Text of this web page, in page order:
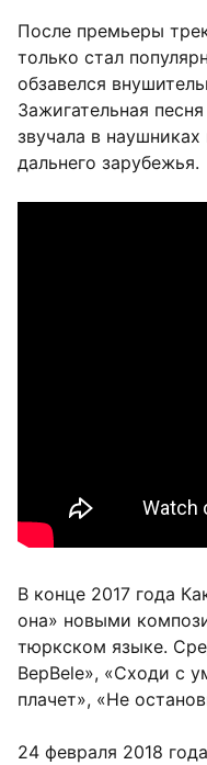
После премьеры
только стал
обзавелся
Зажигательная
звучала в
дальнего зарубежья.
В конце 2017 года
она» новыми
тюркском языке.
BepBele», «Сходи с
плачет», «Не
24 февраля 2018